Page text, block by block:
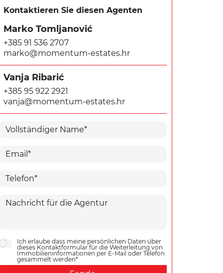
Kontaktieren Sie diesen Agenten
Marko Tomljanović
+385 91 536 2707
marko@momentum-estates.hr
Vanja Ribarić
+385 95 922 2921
vanja@momentum-estates.hr
Ich erlaube dass meine persönlichen Daten über
dieses Kontaktformular für die Weiterleitung von
Immobilieninformationen per E-Mail oder Telefon
gesammelt werden*